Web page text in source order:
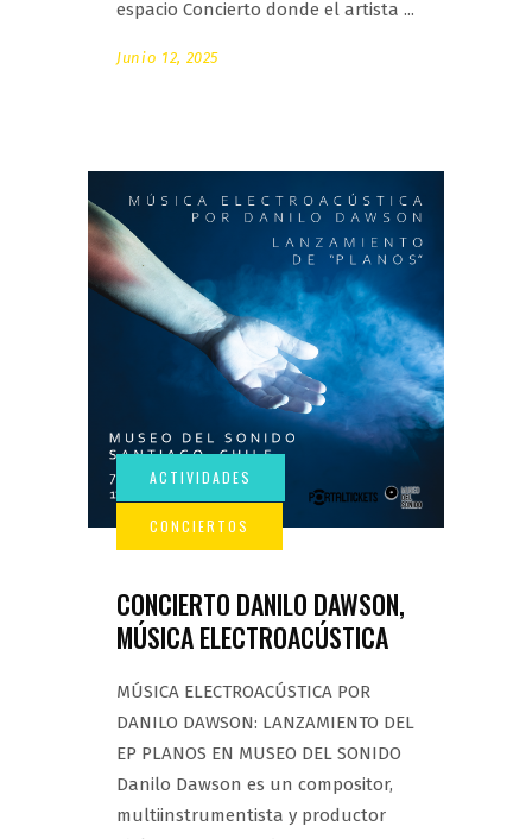
espacio Concierto donde el artista
Junio 12, 2025
CONCIERTO DANILO DAWSON,
MÚSICA ELECTROACÚSTICA
MÚSICA ELECTROACÚSTICA POR
DANILO DAWSON: LANZAMIENTO DEL
EP PLANOS EN MUSEO DEL SONIDO
Danilo Dawson es un compositor,
multiinstrumentista y productor